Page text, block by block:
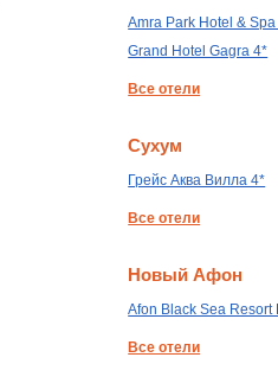
Amra Park Hotel &
Grand Hotel Gagra 4*
Все отели
Сухум
Грейс Аква Вилла 4*
Все отели
Новый Афон
Afon Black Sea Resort
Все отели